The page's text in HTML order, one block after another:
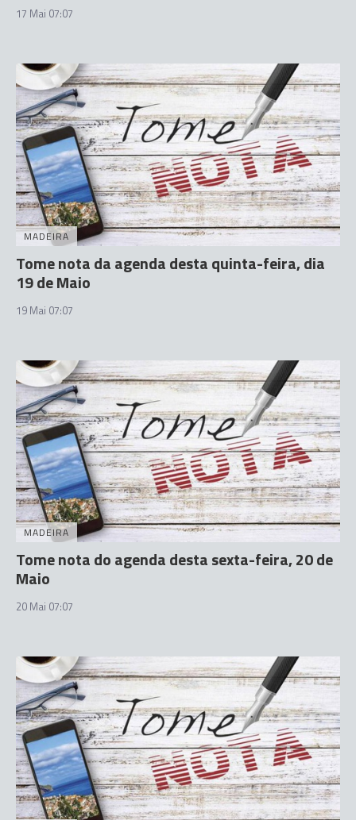
17 Mai 07:07
MADEIRA
Tome nota da agenda desta quinta-feira, dia
19 de Maio
19 Mai 07:07
MADEIRA
Tome nota do agenda desta sexta-feira, 20 de
Maio
20 Mai 07:07